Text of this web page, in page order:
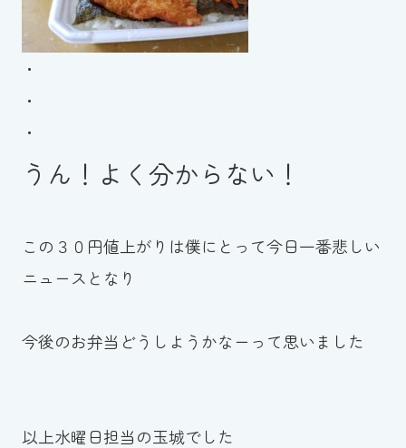
・
・
・
うん！よく分からない！
この３０円値上がりは僕にとって今日一番悲しい
ニュースとなり
今後のお弁当どうしようかなーって思いました
以上水曜日担当の玉城でした